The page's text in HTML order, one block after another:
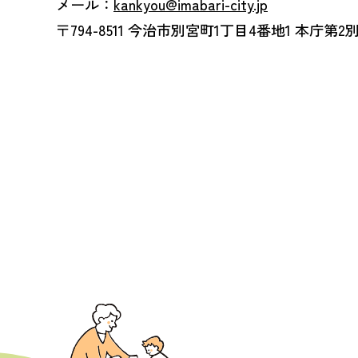
〒794-8511 今治市別宮町1丁目4番地1 本庁第2